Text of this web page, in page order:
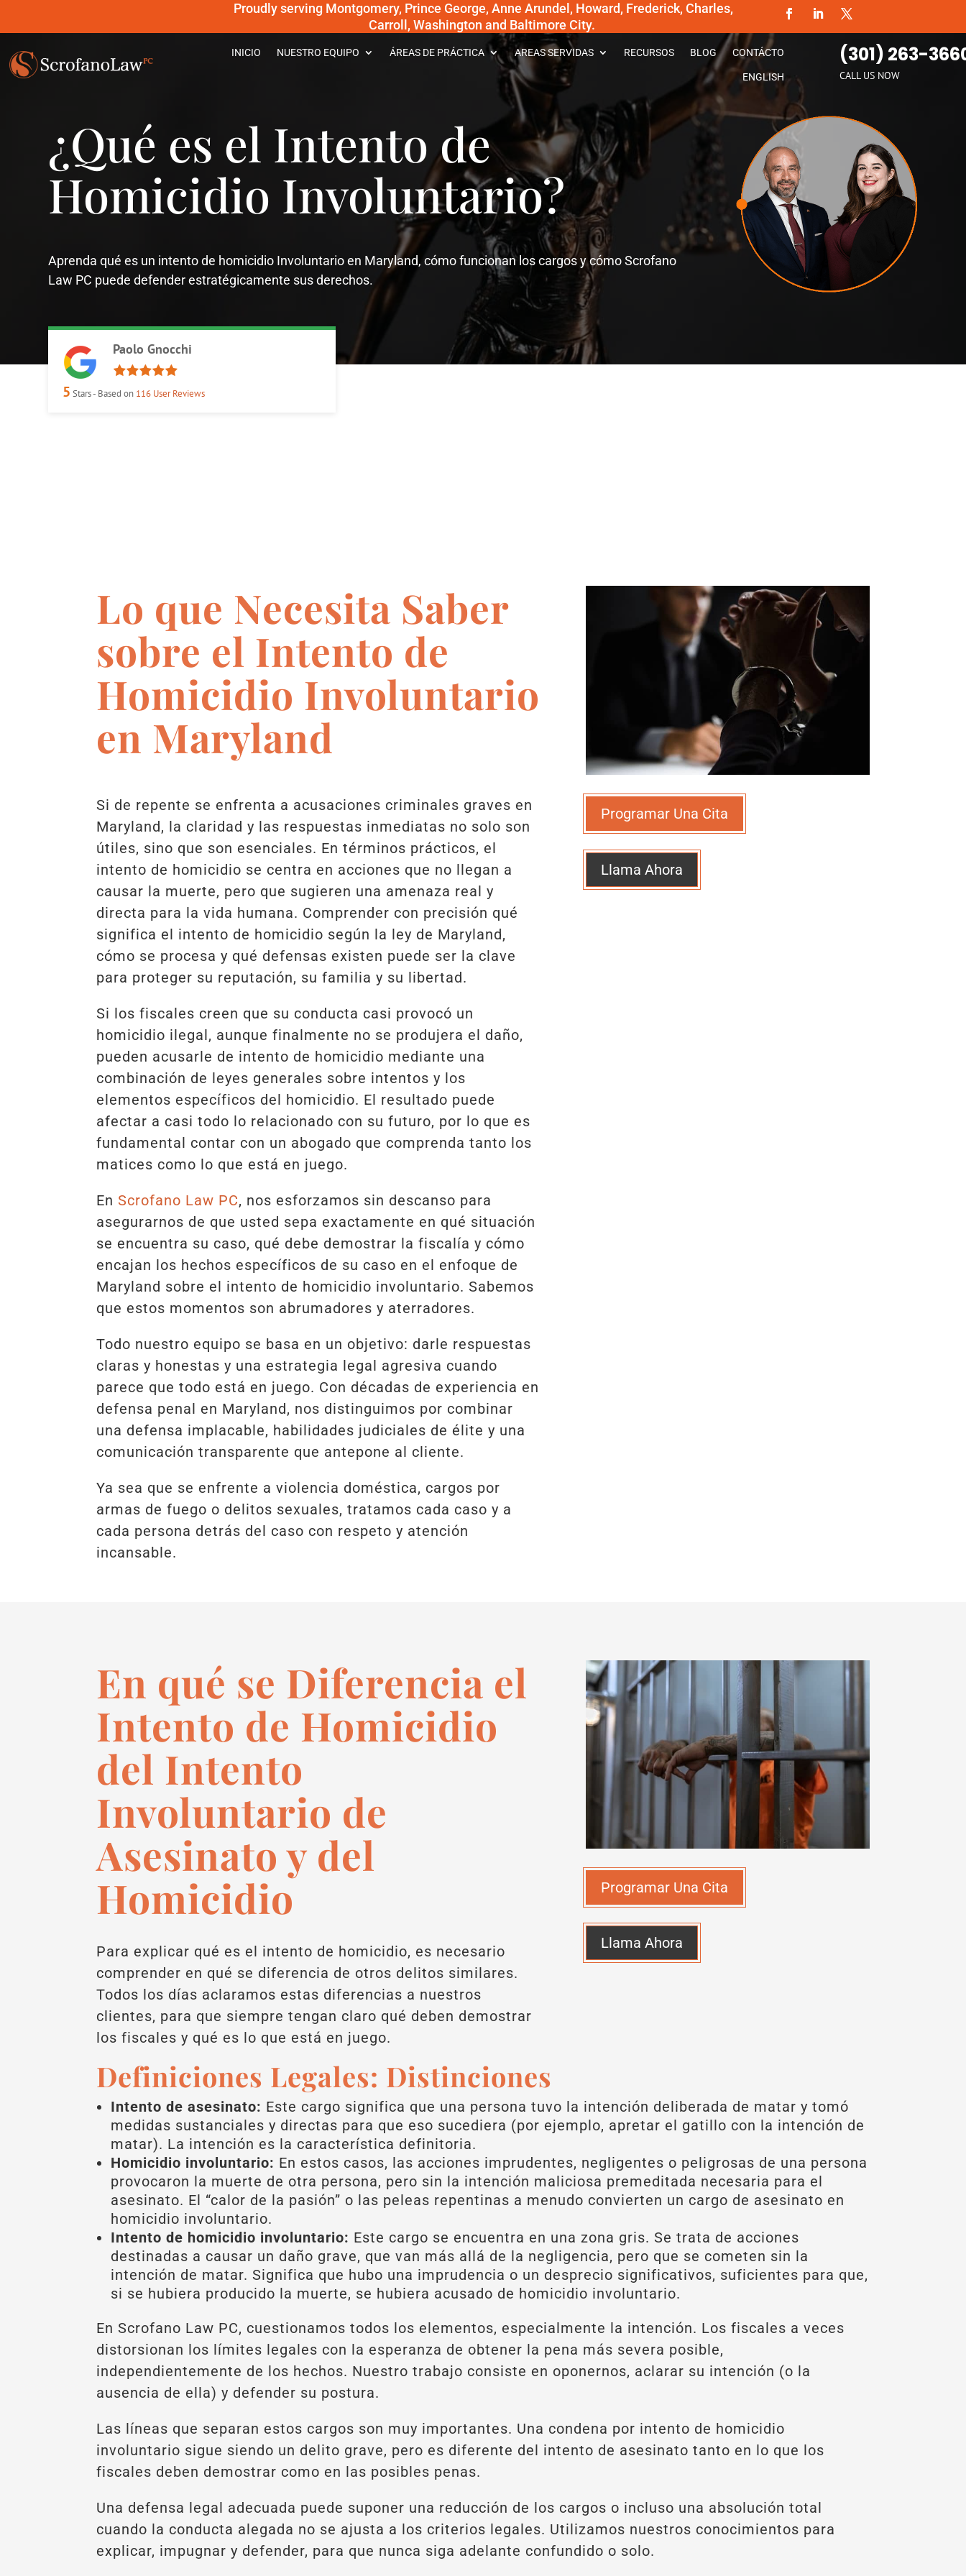
Proudly serving Montgomery, Prince George, Anne Arundel, Howard, Frederick, Charles,
Carroll, Washington and Baltimore City.
INICIO NUESTRO EQUIPO ÁREAS DE PRÁCTICA AREAS SERVIDAS RECURSOS BLOG CONTÁCTO
ENGLISH
(301) 263-
CALL US NOW
¿Qué es el Intento de
Homicidio Involuntario?
Aprenda qué es un intento de homicidio Involuntario en Maryland, cómo funcionan los cargos y cómo Scrofano
Law PC puede defender estratégicamente sus derechos.
Paolo Gnocchi
5 Stars - Based on 116 User Reviews
Lo que Necesita Saber
sobre el Intento de
Homicidio Involuntario
en Maryland
Si de repente se enfrenta a acusaciones criminales graves en
Maryland, la claridad y las respuestas inmediatas no solo son
útiles, sino que son esenciales. En términos prácticos, el
intento de homicidio se centra en acciones que no llegan a
causar la muerte, pero que sugieren una amenaza real y
directa para la vida humana. Comprender con precisión qué
significa el intento de homicidio según la ley de Maryland,
cómo se procesa y qué defensas existen puede ser la clave
para proteger su reputación, su familia y su libertad.
Si los fiscales creen que su conducta casi provocó un
homicidio ilegal, aunque finalmente no se produjera el daño,
pueden acusarle de intento de homicidio mediante una
combinación de leyes generales sobre intentos y los
elementos específicos del homicidio. El resultado puede
afectar a casi todo lo relacionado con su futuro, por lo que es
fundamental contar con un abogado que comprenda tanto los
matices como lo que está en juego.
EnScrofano Law PC, nos esforzamos sin descanso para
asegurarnos de que usted sepa exactamente en qué situación
se encuentra su caso, qué debe demostrar la fiscalía y cómo
encajan los hechos específicos de su caso en el enfoque de
Maryland sobre el intento de homicidio involuntario. Sabemos
que estos momentos son abrumadores y aterradores.
Todo nuestro equipo se basa en un objetivo: darle respuestas
claras y honestas y una estrategia legal agresiva cuando
parece que todo está en juego. Con décadas de experiencia en
defensa penal en Maryland, nos distinguimos por combinar
una defensa implacable, habilidades judiciales de élite y una
comunicación transparente que antepone al cliente.
Ya sea que se enfrente a violencia doméstica, cargos por
armas de fuego o delitos sexuales, tratamos cada caso y a
cada persona detrás del caso con respeto y atención
incansable.
Programar Una Cita
Llama Ahora
En qué se Diferencia el
Intento de Homicidio
del Intento
Involuntario de
Asesinato y del
Homicidio
Para explicar qué es el intento de homicidio, es necesario
comprender en qué se diferencia de otros delitos similares.
Todos los días aclaramos estas diferencias a nuestros
clientes, para que siempre tengan claro qué deben demostrar
los fiscales y qué es lo que está en juego.
Programar Una Cita
Llama Ahora
Definiciones Legales: Distinciones
Intento de asesinato: Este cargo significa que una persona tuvo la intención deliberada de matar y tomó
medidas sustanciales y directas para que eso sucediera (por ejemplo, apretar el gatillo con la intención de
matar). La intención es la característica definitoria.
Homicidio involuntario: En estos casos, las acciones imprudentes, negligentes o peligrosas de una persona
provocaron la muerte de otra persona, pero sin la intención maliciosa premeditada necesaria para el
asesinato. El “calor de la pasión” o las peleas repentinas a menudo convierten un cargo de asesinato en
homicidio involuntario.
Intento de homicidio involuntario: Este cargo se encuentra en una zona gris. Se trata de acciones
destinadas a causar un daño grave, que van más allá de la negligencia, pero que se cometen sin la
intención de matar. Significa que hubo una imprudencia o un desprecio significativos, suficientes para que,
si se hubiera producido la muerte, se hubiera acusado de homicidio involuntario.
En Scrofano Law PC, cuestionamos todos los elementos, especialmente la intención. Los fiscales a veces
distorsionan los límites legales con la esperanza de obtener la pena más severa posible,
independientemente de los hechos. Nuestro trabajo consiste en oponernos, aclarar su intención (o la
ausencia de ella) y defender su postura.
Las líneas que separan estos cargos son muy importantes. Una condena por intento de homicidio
involuntario sigue siendo un delito grave, pero es diferente del intento de asesinato tanto en lo que los
fiscales deben demostrar como en las posibles penas.
Una defensa legal adecuada puede suponer una reducción de los cargos o incluso una absolución total
cuando la conducta alegada no se ajusta a los criterios legales. Utilizamos nuestros conocimientos para
explicar, impugnar y defender, para que nunca siga adelante confundido o solo.